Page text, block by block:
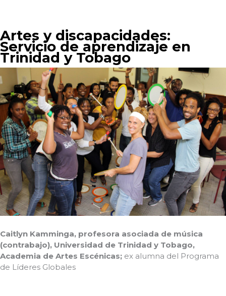
Artes y discapacidades:
Servicio de aprendizaje en
Trinidad y Tobago
Caitlyn Kamminga, profesora asociada de música
(contrabajo), Universidad de Trinidad y Tobago,
Academia de Artes Escénicas; ex alumna del Programa
de Líderes Globales